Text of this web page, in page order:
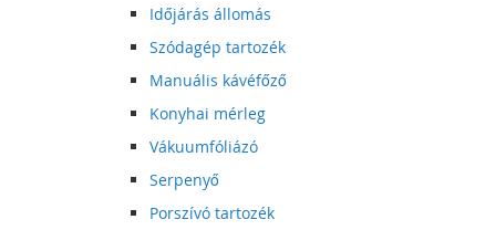
Időjárás állomás
Szódagép tartozék
Manuális kávéfőző
Konyhai mérleg
Vákuumfóliázó
Serpenyő
Porszívó tartozék